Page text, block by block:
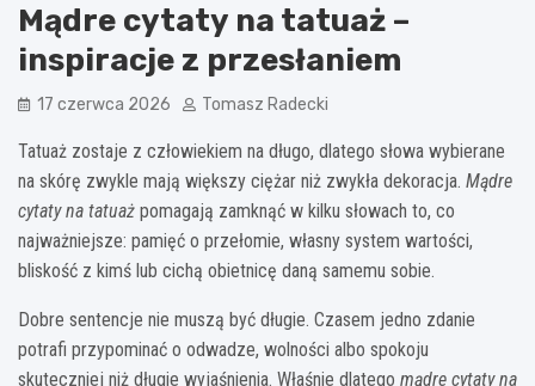
Mądre cytaty na tatuaż –
inspiracje z przesłaniem
17 czerwca 2026 Tomasz Radecki
Tatuaż zostaje z człowiekiem na długo, dlatego słowa wybierane
na skórę zwykle mają większy ciężar niż zwykła dekoracja. Mądre
cytaty na tatuaż pomagają zamknąć w kilku słowach to, co
najważniejsze: pamięć o przełomie, własny system wartości,
bliskość z kimś lub cichą obietnicę daną samemu sobie.
Dobre sentencje nie muszą być długie. Czasem jedno zdanie
potrafi przypominać o odwadze, wolności albo spokoju
skuteczniej niż długie wyjaśnienia. Właśnie dlatego mądre cytaty na